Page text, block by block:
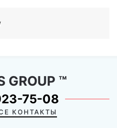
GROUP ™
75-08
КОНТАКТЫ